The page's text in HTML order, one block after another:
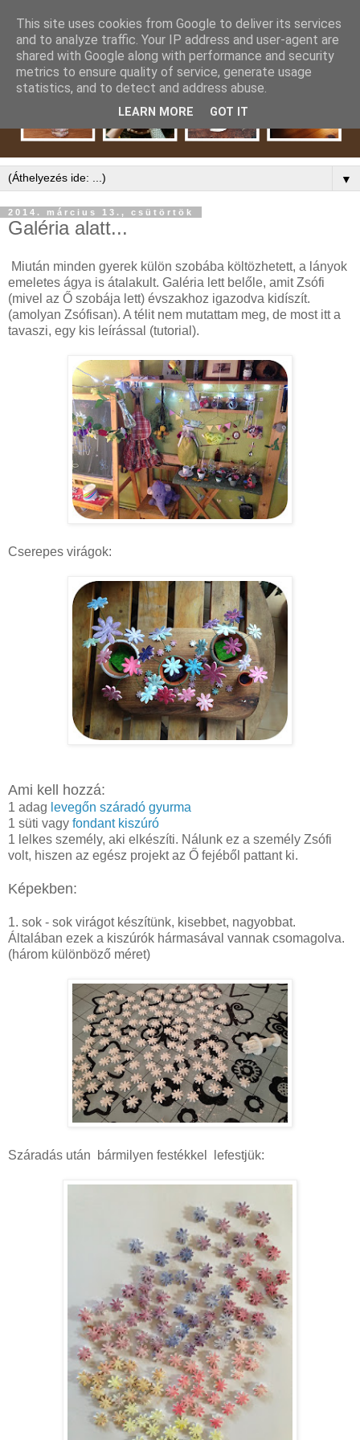
▼
2014. március 13., csütörtök
Galéria alatt...
Miután minden gyerek külön szobába költözhetett, a lányok
emeletes ágya is átalakult. Galéria lett belőle, amit Zsófi
(mivel az Ő szobája lett) évszakhoz igazodva kidíszít.
(amolyan Zsófisan). A télit nem mutattam meg, de most itt a
tavaszi, egy kis leírással (tutorial).
Cserepes virágok:
Ami kell hozzá:
1 adag levegőn száradó gyurma
1 süti vagy fondant kiszúró
1 lelkes személy, aki elkészíti. Nálunk ez a személy Zsófi
volt, hiszen az egész projekt az Ő fejéből pattant ki.
Képekben:
1. sok - sok virágot készítünk, kisebbet, nagyobbat.
Általában ezek a kiszúrók hármasával vannak csomagolva.
(három különböző méret)
Száradás után bármilyen festékkel lefestjük:
This site uses cookies from Google to deliver its services
and to analyze traffic. Your IP address and user-agent are
shared with Google along with performance and security
metrics to ensure quality of service, generate usage
statistics, and to detect and address abuse.
LEARN MORE GOT IT